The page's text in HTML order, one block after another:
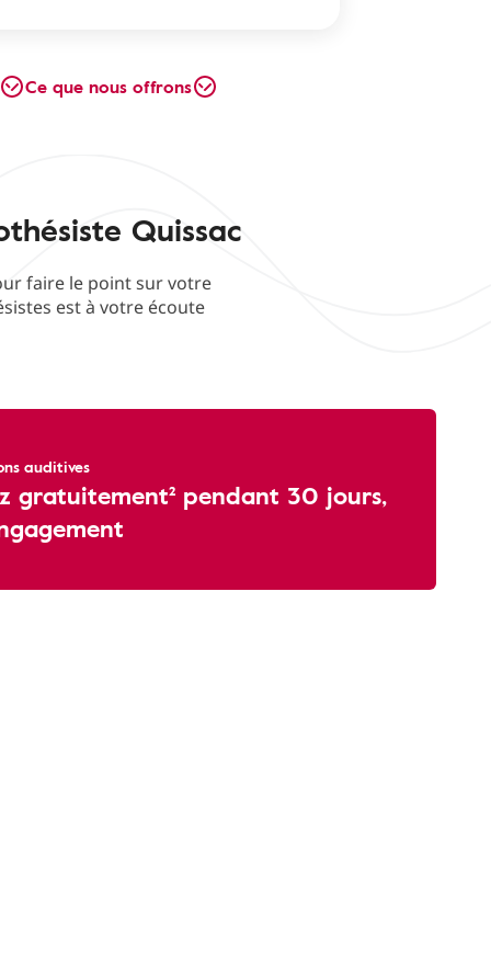
Ce que nous offrons
Quissac
faire le point sur votre
est à votre écoute
auditives
gratuitement² pendant 30 jours,